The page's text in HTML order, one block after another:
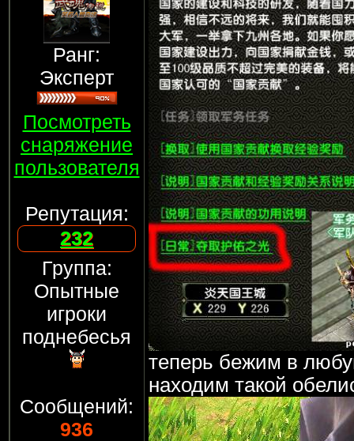
Ранг:
Эксперт
Посмотреть
снаряжение
пользователя
Репутация:
232
Группа:
Опытные
игроки
поднебесья
Сообщений:
936
теперь бежим в
находим такой